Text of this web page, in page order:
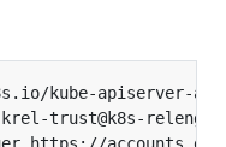
kube-apiserver-
trust@k8s-
https://